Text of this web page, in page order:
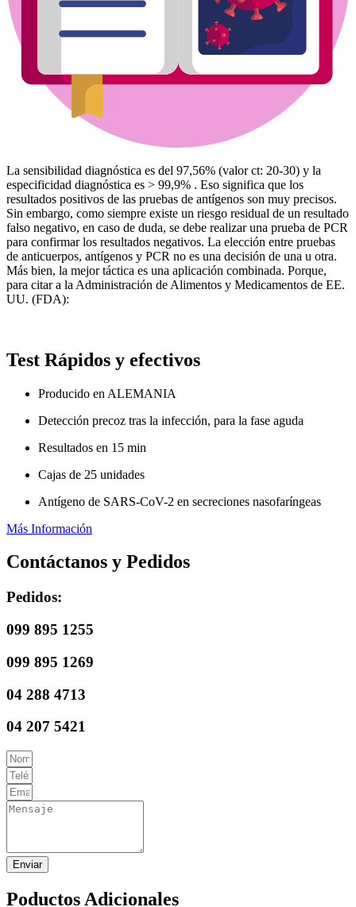
La sensibilidad diagnóstica es del 97,56% (valor ct: 20-30) y la
especificidad diagnóstica es > 99,9% . Eso significa que los
resultados positivos de las pruebas de antígenos son muy precisos.
Sin embargo, como siempre existe un riesgo residual de un resultado
falso negativo, en caso de duda, se debe realizar una prueba de PCR
para confirmar los resultados negativos. La elección entre pruebas
de anticuerpos, antígenos y PCR no es una decisión de una u otra.
Más bien, la mejor táctica es una aplicación combinada. Porque,
para citar a la Administración de Alimentos y Medicamentos de EE.
UU. (FDA):
Test Rápidos y efectivos
Producido en ALEMANIA
Detección precoz tras la infección, para la fase aguda
Resultados en 15 min
Cajas de 25 unidades
Antígeno de SARS-CoV-2 en secreciones nasofaríngeas
Más Información
Contáctanos y Pedidos
Pedidos:
099 895 1255
099 895 1269
04 288 4713
04 207 5421
Enviar
Poductos Adicionales